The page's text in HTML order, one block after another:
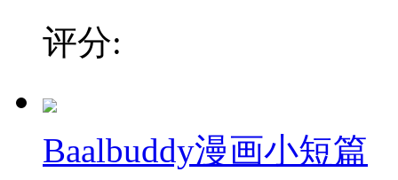
评分:
Baalbuddy漫画小短篇